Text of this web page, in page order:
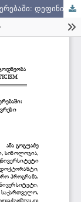
„ვეივანიუ“ და ევფემიზმი ჩინურ ენათმეცნიერებაში: დეფინიციის პრობლემა და ცნებითი საზღვრები